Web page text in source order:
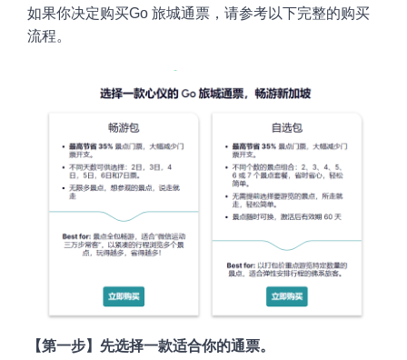
如果你决定购买Go 旅城通票，请参考以下完整的购买
流程。
【第一步】先选择一款适合你的通票。